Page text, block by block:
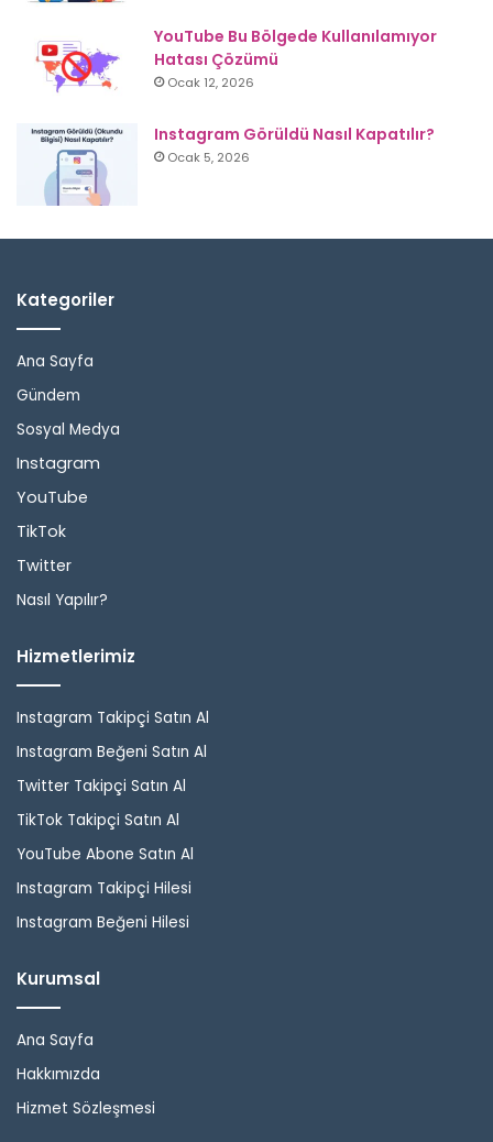
YouTube Bu Bölgede Kullanılamıyor
Hatası Çözümü
Ocak 12, 2026
Instagram Görüldü Nasıl Kapatılır?
Ocak 5, 2026
Kategoriler
Ana Sayfa
Gündem
Sosyal Medya
Instagram
YouTube
TikTok
Twitter
Nasıl Yapılır?
Hizmetlerimiz
Instagram Takipçi Satın Al
Instagram Beğeni Satın Al
Twitter Takipçi Satın Al
TikTok Takipçi Satın Al
YouTube Abone Satın Al
Instagram Takipçi Hilesi
Instagram Beğeni Hilesi
Kurumsal
Ana Sayfa
Hakkımızda
Hizmet Sözleşmesi